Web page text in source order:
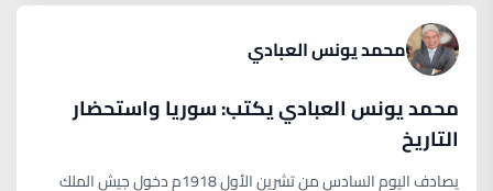
محمد يونس العبادي
محمد يونس العبادي يكتب: سوريا واستحضار
التاريخ
يصادف اليوم السادس من تشرين الأول 1918م دخول جيش الملك